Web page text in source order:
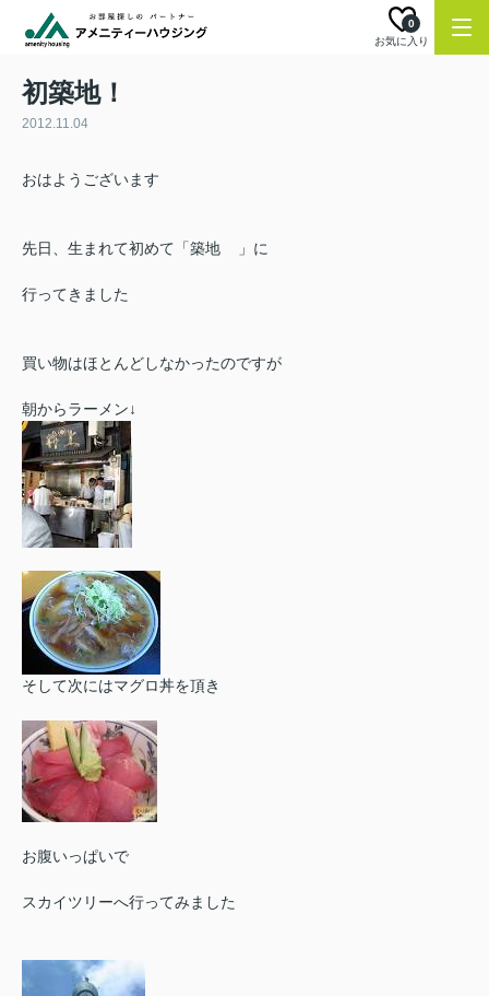
お気に入り
0
初築地！
2012.11.04
おはようございます
先日、生まれて初めて「築地 」に
行ってきました
買い物はほとんどしなかったのですが
朝からラーメン↓
そして次にはマグロ丼を頂き
お腹いっぱいで
スカイツリーへ行ってみました